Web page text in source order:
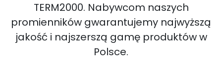
TERM2000. Nabywcom naszych
promienników gwarantujemy najwyższą
jakość i najszerszą gamę produktów w
Polsce.